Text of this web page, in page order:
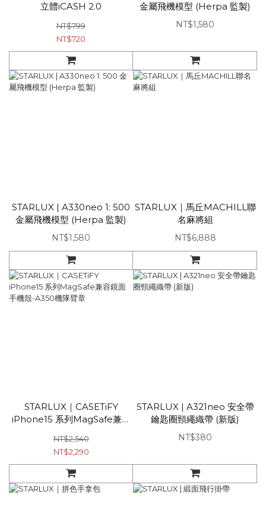
立體iCASH 2.0
NT$799
NT$720
金屬飛機模型 (Herpa 監製)
NT$1,580
STARLUX | A330neo 1: 500
金屬飛機模型 (Herpa 監製)
NT$1,580
STARLUX｜馬丘MACHILL聯
名麻將組
NT$6,888
STARLUX｜CASETiFY
iPhone15 系列MagSafe兼容
NT$2,540
NT$2,290
STARLUX | A321neo 安全帶
鑰匙圈頸繩織帶 (新版)
NT$380